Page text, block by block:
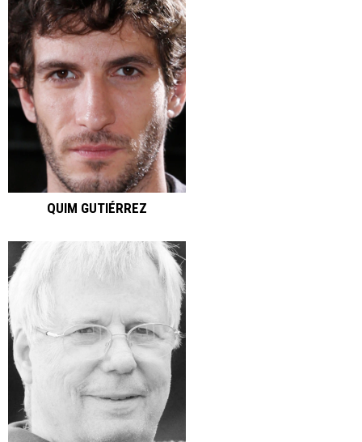
QUIM GUTIÉRREZ